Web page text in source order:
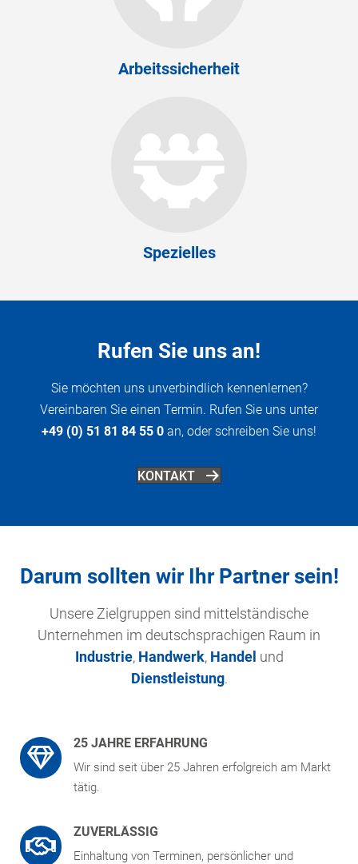
Arbeitssicherheit
Spezielles
Rufen Sie uns an!
Sie möchten uns unverbindlich kennenlernen?
Vereinbaren Sie einen Termin. Rufen Sie uns unter
+49 (0) 51 81 84 55 0 an, oder schreiben Sie uns!
KONTAKT
Darum sollten wir Ihr Partner sein!
Unsere Zielgruppen sind mittelständische
Unternehmen im deutschsprachigen Raum in
Industrie, Handwerk, Handel und
Dienstleistung.
25 JAHRE ERFAHRUNG
Wir sind seit über 25 Jahren erfolgreich am Markt
tätig.
ZUVERLÄSSIG
Einhaltung von Terminen, persönlicher und